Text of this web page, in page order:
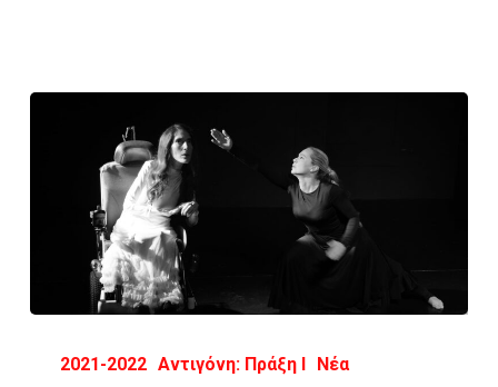
2021-2022 Αντιγόνη: Πράξη Ι Νέα